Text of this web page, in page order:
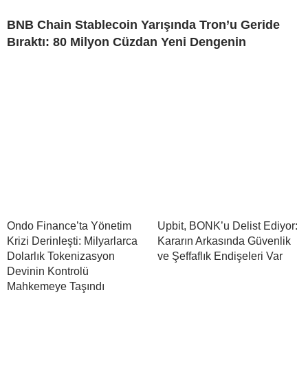
BNB Chain Stablecoin Yarışında Tron’u Geride
Bıraktı: 80 Milyon Cüzdan Yeni Dengenin
Ondo Finance’ta Yönetim
Krizi Derinleşti: Milyarlarca
Dolarlık Tokenizasyon
Devinin Kontrolü
Mahkemeye Taşındı
Upbit, BONK’u Delist Ediyor:
Kararın Arkasında Güvenlik
ve Şeffaflık Endişeleri Var